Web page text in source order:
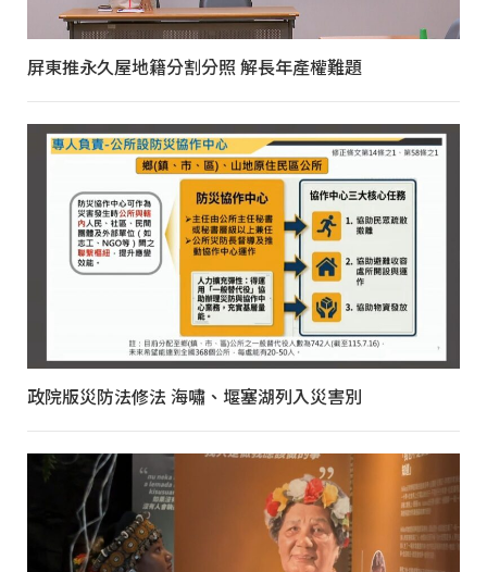
屏東推永久屋地籍分割分照 解長年產權難題
政院版災防法修法 海嘯、堰塞湖列入災害別